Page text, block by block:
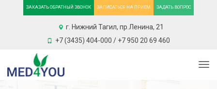
ЗАКАЗАТЬ ОБРАТНЫЙ ЗВОНОК ЗАПИСАТЬСЯ НА ПРИЕМ ЗАДАТЬ ВОПРОС
г. Нижний Тагил, пр.Ленина, 21
+7 (3435) 404-000 / +7 950 20 69 460